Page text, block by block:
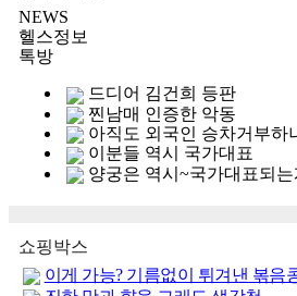
NEWS
헬스정보
톡방
드디어 김건희 등판
찐남매 인증한 악동
아직도 외국인 승차거부하
이분들 역시 국가대표
양궁은 역시~국가대표되
쇼핑박스
이게 가능? 기름없이 튀겨낸 볶음